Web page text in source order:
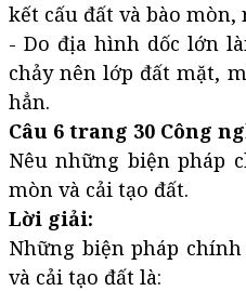
kết cấu đất và bào
- Do địa hình dốc lớn
chảy nên lớp đất mặt,
hẳn.
Câu 6 trang 30 Công
Nêu những biện pháp
mòn và cải tạo đất.
Lời giải:
Những biện pháp
và cải tạo đất là: